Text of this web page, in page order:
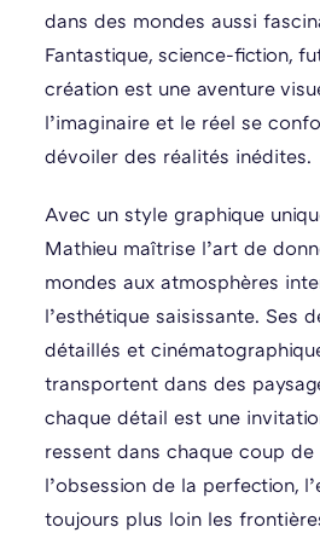
dans des mondes aussi
Fantastique, science-fiction,
création est une aventure
l’imaginaire et le réel se
dévoiler des réalités inédites.
Avec un style graphique
Mathieu maîtrise l’art de
mondes aux atmosphères
l’esthétique saisissante. Ses
détaillés et
transportent dans des
chaque détail est une
ressent dans chaque coup de
l’obsession de la perfection,
toujours plus loin les